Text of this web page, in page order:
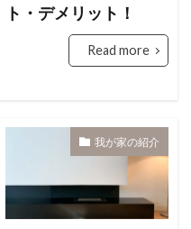
ト・デメリット！
Read more
我が家の紹介